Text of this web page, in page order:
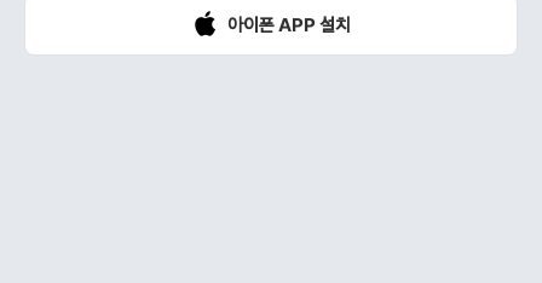
아이폰 APP 설치